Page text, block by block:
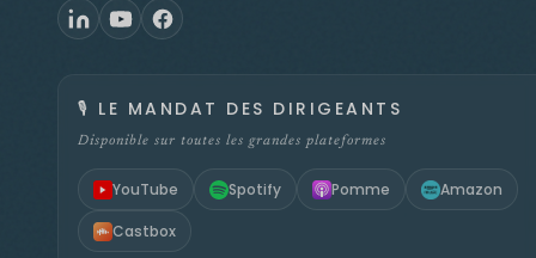
🎙️ LE MANDAT DES DIRIGEANTS
Disponible sur toutes les grandes plateformes
YouTube Spotify Pomme Amazon
Castbox